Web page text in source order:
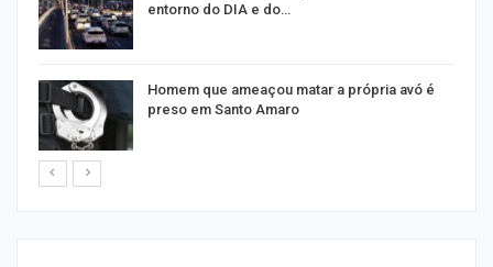
entorno do DIA e do…
Homem que ameaçou matar a própria avó é
preso em Santo Amaro